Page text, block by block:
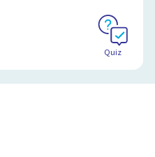
Quiz